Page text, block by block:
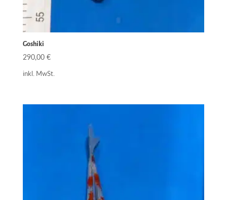
Goshiki
290,00 €
inkl. MwSt.